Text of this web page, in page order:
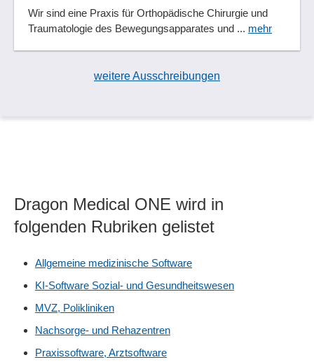
Wir sind eine Praxis für Orthopädische Chirurgie und
Traumatologie des Bewegungsapparates und ... mehr
weitere Ausschreibungen
Dragon Medical ONE wird in
folgenden Rubriken gelistet
Allgemeine medizinische Software
KI-Software Sozial- und Gesundheitswesen
MVZ, Polikliniken
Nachsorge- und Rehazentren
Praxissoftware, Arztsoftware